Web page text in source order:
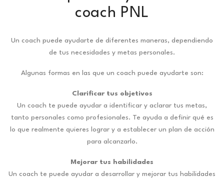
coach PNL
Un coach puede ayudarte de diferentes maneras, dependiendo
de tus necesidades y metas personales.
Algunas formas en las que un coach puede ayudarte son:
Clarificar tus objetivos
Un coach te puede ayudar a identificar y aclarar tus metas,
tanto personales como profesionales. Te ayuda a definir qué es
lo que realmente quieres lograr y a establecer un plan de acción
para alcanzarlo.
Mejorar tus habilidades
Un coach te puede ayudar a desarrollar y mejorar tus habilidades